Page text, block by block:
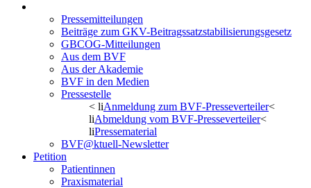
Pressemitteilungen
Beiträge zum GKV-Beitragssatzstabilisierungsgesetz
GBCOG-Mitteilungen
Aus dem BVF
Aus der Akademie
BVF in den Medien
Pressestelle
< liAnmeldung zum BVF-Presseverteiler<
liAbmeldung vom BVF-Presseverteiler<
liPressematerial
BVF@ktuell-Newsletter
Petition
Patientinnen
Praxismaterial